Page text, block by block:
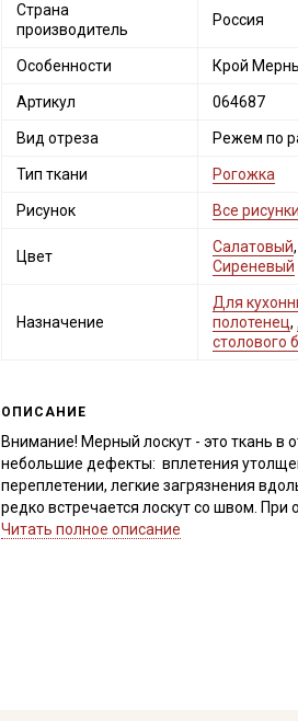
Страна
производитель
Россия
Особенности Крой
Артикул 064687
Вид отреза Режем по
Тип ткани Рогожка
Рисунок Все рисунки
Цвет
Салатовый,
Сиреневый
Назначение
Для
полотенец,
столового
ОПИСАНИЕ
Внимание! Мерный лоскут - это ткань в
небольшие дефекты: вплетения
переплетении, легкие загрязнения
редко встречается лоскут со швом.
для дополнительного согласования. В
Читать полное описание